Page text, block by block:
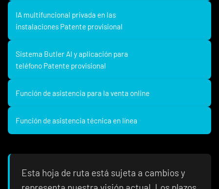
IA multifuncional privada en las
instalaciones Patente provisional
Sistema Butler AI y aplicación para
teléfono Patente provisional
Función de asistencia para la venta online
Función de asistencia técnica en línea
Esta hoja de ruta está sujeta a cambios y